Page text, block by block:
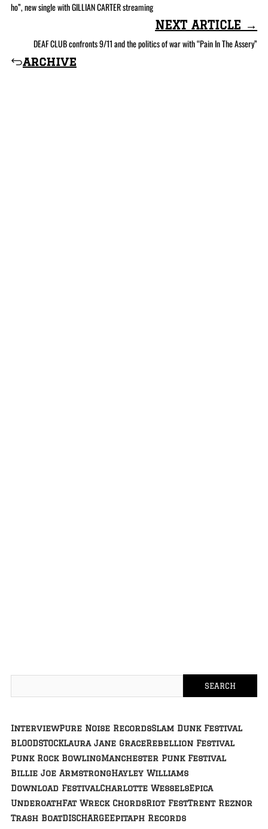
ho”, new single with GILLIAN CARTER streaming
archive
NEXT ARTICLE →
DEAF CLUB confronts 9/11 and the politics of war with “Pain In The Assery”
InterviewPure Noise RecordsSlam Dunk Festival
BLOODSTOCKLaura Jane GraceRebellion Festival
Punk Rock BowlingManchester Punk Festival
Billie Joe ArmstrongHayley Williams
Download FestivalCharlotte WesselsEpica
UnderoathFat Wreck ChordsRiot FestTrent Reznor
Trash BoatDISCHARGEEpitaph Records